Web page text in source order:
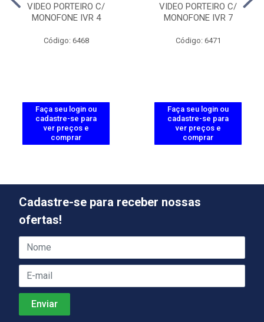
VIDEO PORTEIRO C/
MONOFONE IVR 4
Código: 6468
Faça seu login ou
cadastre-se para
ver preços e
comprar
VIDEO PORTEIRO C/
MONOFONE IVR 7
Código: 6471
Faça seu login ou
cadastre-se para
ver preços e
comprar
Cadastre-se para receber nossas
ofertas!